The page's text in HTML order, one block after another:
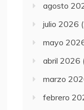
agosto
julio 2026
mayo
abril 2026
marzo
febrero